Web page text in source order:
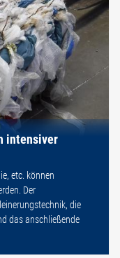
intensiver
etc. können
Der
die
das anschließende